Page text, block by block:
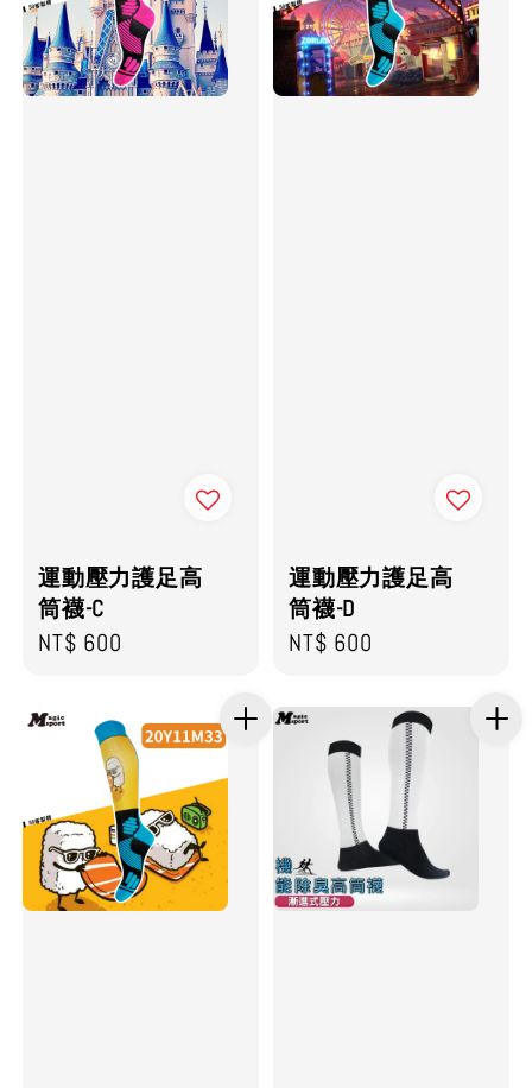
運動壓力護足高
筒襪-C
Regular
NT$ 600
運動壓力護足高
筒襪-D
Regular
NT$ 600